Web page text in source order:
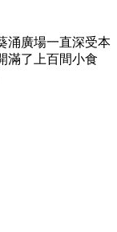
涌廣場一直深受本
滿了上百間小食